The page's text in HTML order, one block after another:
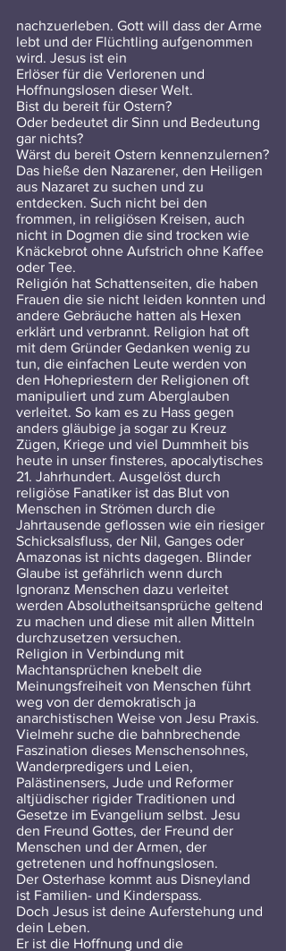
nachzuerleben. Gott will dass der Arme
lebt und der Flüchtling aufgenommen
wird. Jesus ist ein
Erlöser für die Verlorenen und
Hoffnungslosen dieser Welt.
Bist du bereit für Ostern?
Oder bedeutet dir Sinn und Bedeutung
gar nichts?
Wärst du bereit Ostern kennenzulernen?
Das hieße den Nazarener, den Heiligen
aus Nazaret zu suchen und zu
entdecken. Such nicht bei den
frommen, in religiösen Kreisen, auch
nicht in Dogmen die sind trocken wie
Knäckebrot ohne Aufstrich ohne Kaffee
oder Tee.
Religión hat Schattenseiten, die haben
Frauen die sie nicht leiden konnten und
andere Gebräuche hatten als Hexen
erklärt und verbrannt. Religion hat oft
mit dem Gründer Gedanken wenig zu
tun, die einfachen Leute werden von
den Hohepriestern der Religionen oft
manipuliert und zum Aberglauben
verleitet. So kam es zu Hass gegen
anders gläubige ja sogar zu Kreuz
Zügen, Kriege und viel Dummheit bis
heute in unser finsteres, apocalytisches
21. Jahrhundert. Ausgelöst durch
religiöse Fanatiker ist das Blut von
Menschen in Strömen durch die
Jahrtausende geflossen wie ein riesiger
Schicksalsfluss, der Nil, Ganges oder
Amazonas ist nichts dagegen. Blinder
Glaube ist gefährlich wenn durch
Ignoranz Menschen dazu verleitet
werden Absolutheitsansprüche geltend
zu machen und diese mit allen Mitteln
durchzusetzen versuchen.
Religion in Verbindung mit
Machtansprüchen knebelt die
Meinungsfreiheit von Menschen führt
weg von der demokratisch ja
anarchistischen Weise von Jesu Praxis.
Vielmehr suche die bahnbrechende
Faszination dieses Menschensohnes,
Wanderpredigers und Leien,
Palästinensers, Jude und Reformer
altjüdischer rigider Traditionen und
Gesetze im Evangelium selbst. Jesu
den Freund Gottes, der Freund der
Menschen und der Armen, der
getretenen und hoffnungslosen.
Der Osterhase kommt aus Disneyland
ist Familien- und Kinderspass.
Doch Jesus ist deine Auferstehung und
dein Leben.
Er ist die Hoffnung und die